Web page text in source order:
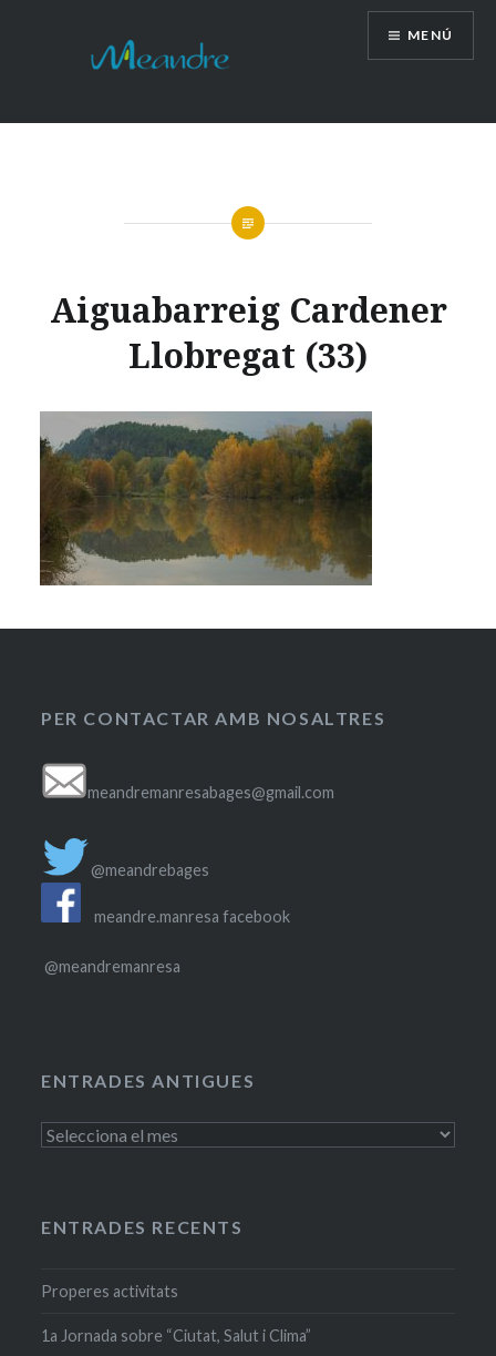
MENÚ
Aiguabarreig Cardener
Llobregat (33)
PER CONTACTAR AMB NOSALTRES
meandremanresabages@gmail.com
@meandrebages
meandre.manresa facebook
@meandremanresa
ENTRADES ANTIGUES
Entrades
ENTRADES RECENTS
Properes activitats
1a Jornada sobre “Ciutat, Salut i Clima”